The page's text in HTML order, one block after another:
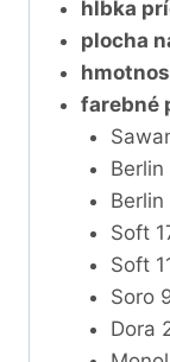
hĺbka
plocha
farebné
Soft
Soft
Soro
Dora